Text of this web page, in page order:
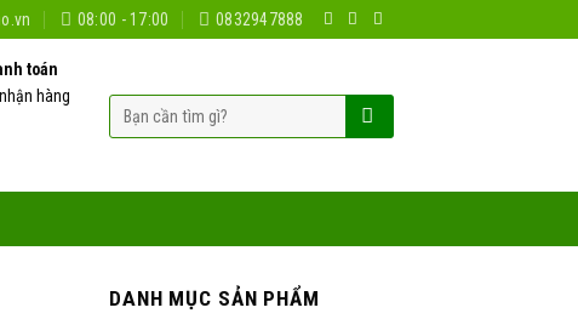
08:00 - 17:00 0832947888
toán
hàng
Tìm
kiếm:
DANH MỤC SẢN PHẨM